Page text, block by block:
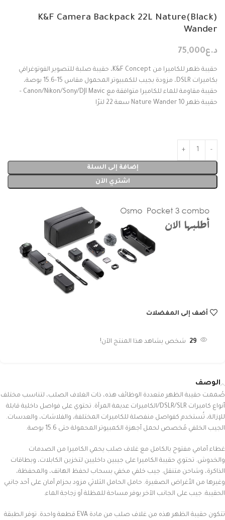
(Black)K&F Camera Backpack 22L Nature
Wander
د.ع75,000
حقيبة ظهر للكاميرا من K&F Concept، حقيبة صلبة للتصوير الفوتوغرافي
بكاميرات DSLR، مزودة بجيب للكمبيوتر المحمول مقاس 15-15.6 بوصة،
حقيبة مقاومة للماء للكاميرا متوافقة مع Canon/Nikon/Sony/DJI Mavic –
حقيبة ظهر Nature Wander 10 سعة 22 لترًا
إضافة إلى السلة
اشتري الآن
أضف إلى المفضلات
29 شخص يشاهد هذا المنتج الآن!
الوصف
صُممت حقيبة الظهر متعددة الوظائف هذه، ذات الغلاف الصلب، لتناسب مختلف
أنواع كاميرات DSLR/SLR/الكاميرات عديمة المرآة. تحتوي على فواصل داخلية قابلة
للإزالة، تُستخدم كفواصل منفصلة للكاميرات المختلفة، والفلاشات، والعدسات.
الجيب الخلفي مُخصص لحمل أجهزة الكمبيوتر المحمولة حتى 15.6 بوصة.
غطاء أمامي مفتوح بالكامل مع غلاف صلب يحمي الكاميرا من الصدمات
والخدوش. تحتوي حقيبة الكاميرا على جيبين داخليين لتخزين الكابلات، وبطاقات
الذاكرة، وشاحن متنقل. جيب خلفي مخفي بسحاب لحفظ الهاتف، والمحفظة،
وغيرها من الأغراض الصغيرة. حامل الحامل الثلاثي مزود بحزام أمان على أحد جانبي
الحقيبة. جيب على الجانب الآخر يوفر مساحة للمظلة أو زجاجة الماء.
تتكون حقيبة الظهر هذه من غلاف صلب من مادة EVA قطعة واحدة. توفر الطبقة